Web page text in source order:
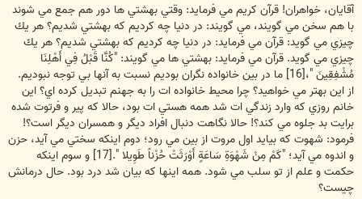
آقايان، خواهران! قرآن كريم مي فرمايد: وقتي بهشتي ها دور هم جمع مي شوند
با هم سخن مي گويند، مي گويند: در دنيا چه كرديم كه بهشتي شديم؟ هر يك
چيزي مي گويد: قرآن مي فرمايد: در دنيا چه كرديم كه بهشتي شديم؟ هر يك
چيزي مي گويد. قرآن مي فرمايد: بهشتي ها مي گويند: "كُنَّا قَبْلُ فِي أَهْلِنَا
مُشْفِقِينَ "،[16] ما در بين خانواده نگران بوديم نسبت به آنها بي توجه نبوديم.
از اين بهتر مي خواهيد؟ چرا محيط خانواده ات را به جهنم تبديل كرده اي؟ اين
خانم روزي كه وارد زندگي ات شد همه هستي ات بود، حالا كه پير و فرتوت شده
برايت بد جلوه مي كند؟! حالا نگاهت دنبال افراد ديگر و همسران ديگر است؟!
فرمود: شهوت كه بيايد اول مروت از بين مي رود؛ دوم اينكه سختي مي آيد، حزن
و اندوه مي آيد؛ "كَمْ مِنْ شَهْوَةِ سَاعَةٍ أَوْرَثَتْ حُزْناً طَوِيلا ".[17] و سوم اينكه
حكمت و علم از تو سلب مي شود. همه اينها كه بيان شد درد بود. حال درمانش
چيست؟